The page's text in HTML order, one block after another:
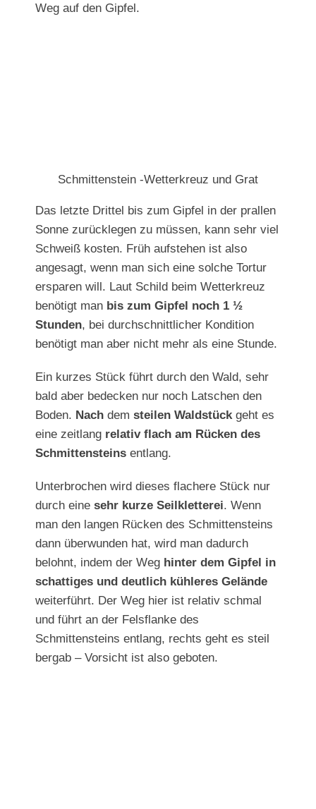
Weg auf den Gipfel.
Schmittenstein -Wetterkreuz und Grat
Das letzte Drittel bis zum Gipfel in der prallen
Sonne zurücklegen zu müssen, kann sehr viel
Schweiß kosten. Früh aufstehen ist also
angesagt, wenn man sich eine solche Tortur
ersparen will. Laut Schild beim Wetterkreuz
benötigt man bis zum Gipfel noch 1 ½
Stunden, bei durchschnittlicher Kondition
benötigt man aber nicht mehr als eine Stunde.
Ein kurzes Stück führt durch den Wald, sehr
bald aber bedecken nur noch Latschen den
Boden. Nach dem steilen Waldstückgeht es
eine zeitlang relativ flach am Rücken des
Schmittensteins entlang.
Unterbrochen wird dieses flachere Stück nur
durch eine sehr kurze Seilkletterei. Wenn
man den langen Rücken des Schmittensteins
dann überwunden hat, wird man dadurch
belohnt, indem der Weg hinter dem Gipfel in
schattiges und deutlich kühleres Gelände
weiterführt. Der Weg hier ist relativ schmal
und führt an der Felsflanke des
Schmittensteins entlang, rechts geht es steil
bergab – Vorsicht ist also geboten.